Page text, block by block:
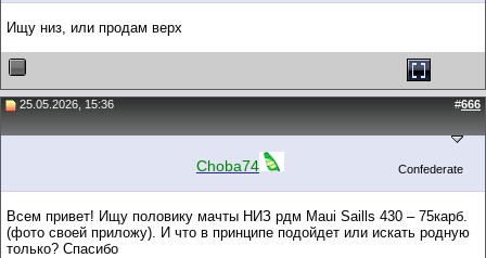
Ищу низ, или продам верх
25.05.2026, 15:36 #666
Choba74 Confederate
Всем привет! Ищу половику мачты НИЗ рдм Maui Saills 430 – 75карб.
(фото своей приложу). И что в принципе подойдет или искать родную
только? Спасибо